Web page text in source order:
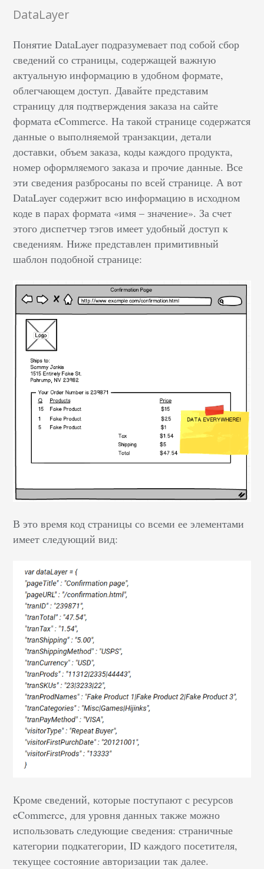
DataLayer
Понятие DataLayer подразумевает под собой сбор
сведений со страницы, содержащей важную
актуальную информацию в удобном формате,
облегчающем доступ. Давайте представим
страницу для подтверждения заказа на сайте
формата eCommerce. На такой странице содержатся
данные о выполняемой транзакции, детали
доставки, объем заказа, коды каждого продукта,
номер оформляемого заказа и прочие данные. Все
эти сведения разбросаны по всей странице. А вот
DataLayer содержит всю информацию в исходном
коде в парах формата «имя – значение». За счет
этого диспетчер тэгов имеет удобный доступ к
сведениям. Ниже представлен примитивный
шаблон подобной странице:
В это время код страницы со всеми ее элементами
имеет следующий вид:
Кроме сведений, которые поступают с ресурсов
eCommerce, для уровня данных также можно
использовать следующие сведения: страничные
категории подкатегории, ID каждого посетителя,
текущее состояние авторизации так далее.